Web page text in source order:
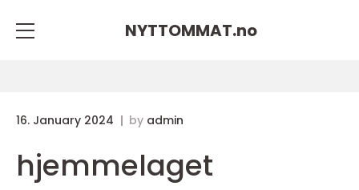
NYTTOMMAT.no
16. January 2024 by admin
hjemmelaget